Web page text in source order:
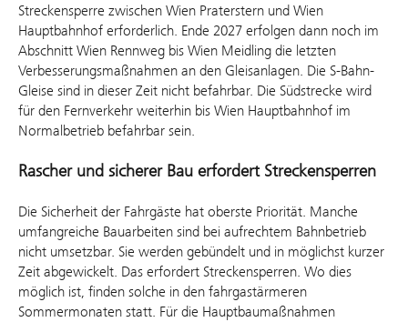
Streckensperre zwischen Wien Praterstern und Wien
Hauptbahnhof erforderlich. Ende 2027 erfolgen dann noch im
Abschnitt Wien Rennweg bis Wien Meidling die letzten
Verbesserungsmaßnahmen an den Gleisanlagen. Die S-Bahn-
Gleise sind in dieser Zeit nicht befahrbar. Die Südstrecke wird
für den Fernverkehr weiterhin bis Wien Hauptbahnhof im
Normalbetrieb befahrbar sein.
Rascher und sicherer Bau erfordert Streckensperren
Die Sicherheit der Fahrgäste hat oberste Priorität. Manche
umfangreiche Bauarbeiten sind bei aufrechtem Bahnbetrieb
nicht umsetzbar. Sie werden gebündelt und in möglichst kurzer
Zeit abgewickelt. Das erfordert Streckensperren. Wo dies
möglich ist, finden solche in den fahrgastärmeren
Sommermonaten statt. Für die Hauptbaumaßnahmen